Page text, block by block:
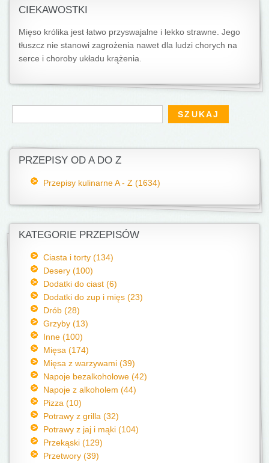
CIEKAWOSTKI
Mięso królika jest łatwo przyswajalne i lekko strawne. Jego
tłuszcz nie stanowi zagrożenia nawet dla ludzi chorych na
serce i choroby układu krążenia.
Formularz wyszukiwania
Szukaj
PRZEPISY OD A DO Z
Przepisy kulinarne A - Z (1634)
KATEGORIE PRZEPISÓW
Ciasta i torty (134)
Desery (100)
Dodatki do ciast (6)
Dodatki do zup i mięs (23)
Drób (28)
Grzyby (13)
Inne (100)
Mięsa (174)
Mięsa z warzywami (39)
Napoje bezalkoholowe (42)
Napoje z alkoholem (44)
Pizza (10)
Potrawy z grilla (32)
Potrawy z jaj i mąki (104)
Przekąski (129)
Przetwory (39)